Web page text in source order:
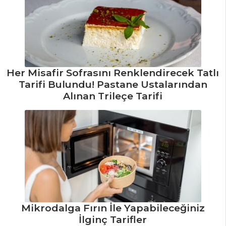
BALIK
YEMEKLERI
Hollandez Soslu
Somon Tarifi, Nasıl
Yapılır?
Krepte Levrek
Tarifi, Nasıl Yapılır?
Kivili Bulgur
Keki Üzerinde
Deniz Tarağı Tava
Tarifi, Nasıl Yapılır?
Balık Yemekleri
Tüm Tarifleri
HAMUR İŞLERI
Her Misafir Sofrasını Renklendirecek Tatlı
Tarifi Bulundu! Pastane Ustalarından
Alınan Trileçe Tarifi
Mikrodalga Fırın İle Yapabileceğiniz
İlginç Tarifler